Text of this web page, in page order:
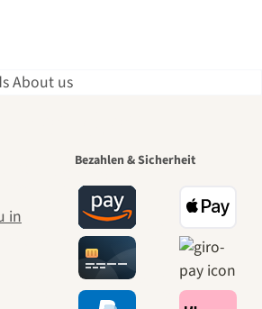
zu uns
führt
Bezahlen & Sicherheit